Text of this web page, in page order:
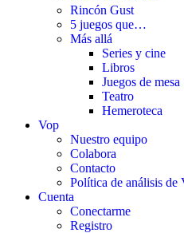
Rincón Gust
5 juegos que…
Más allá
Series y cine
Libros
Juegos de mesa
Teatro
Hemeroteca
Vop
Nuestro equipo
Colabora
Contacto
Política de análisis de
Cuenta
Conectarme
Registro